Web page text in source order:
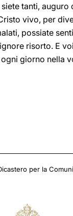
tanti, auguro
vivo, per
possiate
risorto. E
giorno nella
per la